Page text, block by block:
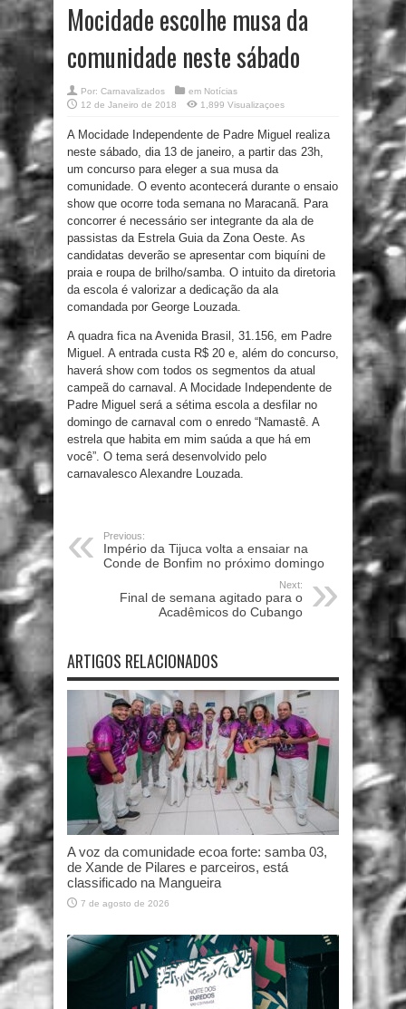
Mocidade escolhe musa da
comunidade neste sábado
Por: Carnavalizados em Notícias
12 de Janeiro de 2018
1,899 Visualizaçoes
A Mocidade Independente de Padre Miguel realiza
neste sábado, dia 13 de janeiro, a partir das 23h,
um concurso para eleger a sua musa da
comunidade. O evento acontecerá durante o ensaio
show que ocorre toda semana no Maracanã. Para
concorrer é necessário ser integrante da ala de
passistas da Estrela Guia da Zona Oeste. As
candidatas deverão se apresentar com biquíni de
praia e roupa de brilho/samba. O intuito da diretoria
da escola é valorizar a dedicação da ala
comandada por George Louzada.
A quadra fica na Avenida Brasil, 31.156, em Padre
Miguel. A entrada custa R$ 20 e, além do concurso,
haverá show com todos os segmentos da atual
campeã do carnaval. A Mocidade Independente de
Padre Miguel será a sétima escola a desfilar no
domingo de carnaval com o enredo “Namastê. A
estrela que habita em mim saúda a que há em
você”. O tema será desenvolvido pelo
carnavalesco Alexandre Louzada.
Previous:
Império da Tijuca volta a ensaiar na
Conde de Bonfim no próximo domingo
Next:
Final de semana agitado para o
Acadêmicos do Cubango
ARTIGOS RELACIONADOS
A voz da comunidade ecoa forte: samba 03,
de Xande de Pilares e parceiros, está
classificado na Mangueira
7 de agosto de 2026